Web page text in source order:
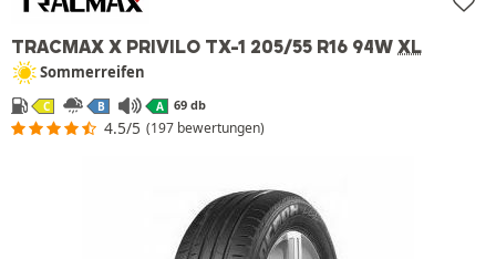
TRACMAX X PRIVILO TX-1 205/55 R16 94W XL
Sommerreifen
C B A 69 db
4.5/5 (197 bewertungen)